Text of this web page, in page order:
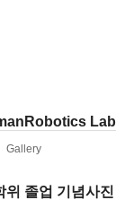
Lab
Gallery
위 졸업 기념사진